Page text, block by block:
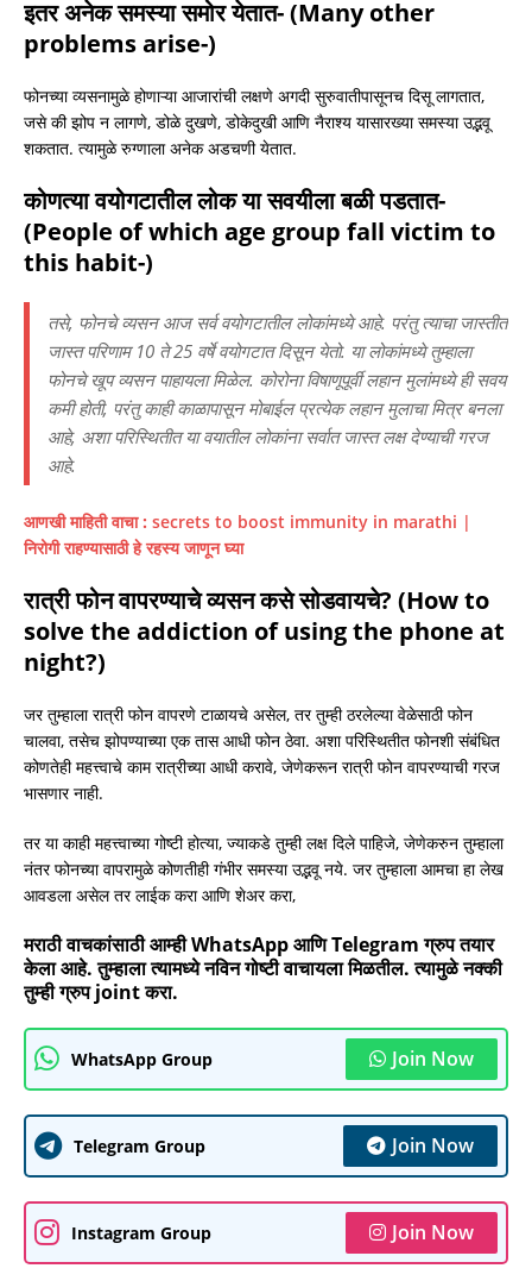
इतर अनेक समस्या समोर येतात- (Many other
problems arise-)
फोनच्या व्यसनामुळे होणाऱ्या आजारांची लक्षणे अगदी सुरुवातीपासूनच दिसू लागतात,
जसे की झोप न लागणे, डोळे दुखणे, डोकेदुखी आणि नैराश्य यासारख्या समस्या उद्भवू
शकतात. त्यामुळे रुग्णाला अनेक अडचणी येतात.
कोणत्या वयोगटातील लोक या सवयीला बळी पडतात-
(People of which age group fall victim to
this habit-)
तसे, फोनचे व्यसन आज सर्व वयोगटातील लोकांमध्ये आहे. परंतु त्याचा जास्तीत
जास्त परिणाम 10 ते 25 वर्षे वयोगटात दिसून येतो. या लोकांमध्ये तुम्हाला
फोनचे खूप व्यसन पाहायला मिळेल. कोरोना विषाणूपूर्वी लहान मुलांमध्ये ही सवय
कमी होती, परंतु काही काळापासून मोबाईल प्रत्येक लहान मुलाचा मित्र बनला
आहे, अशा परिस्थितीत या वयातील लोकांना सर्वात जास्त लक्ष देण्याची गरज
आहे.
आणखी माहिती वाचा : secrets to boost immunity in marathi |
निरोगी राहण्यासाठी हे रहस्य जाणून घ्या
रात्री फोन वापरण्याचे व्यसन कसे सोडवायचे? (How to
solve the addiction of using the phone at
night?)
जर तुम्हाला रात्री फोन वापरणे टाळायचे असेल, तर तुम्ही ठरलेल्या वेळेसाठी फोन
चालवा, तसेच झोपण्याच्या एक तास आधी फोन ठेवा. अशा परिस्थितीत फोनशी संबंधित
कोणतेही महत्त्वाचे काम रात्रीच्या आधी करावे, जेणेकरून रात्री फोन वापरण्याची गरज
भासणार नाही.
तर या काही महत्त्वाच्या गोष्टी होत्या, ज्याकडे तुम्ही लक्ष दिले पाहिजे, जेणेकरुन तुम्हाला
नंतर फोनच्या वापरामुळे कोणतीही गंभीर समस्या उद्भवू नये. जर तुम्हाला आमचा हा लेख
आवडला असेल तर लाईक करा आणि शेअर करा,
मराठी वाचकांसाठी आम्ही WhatsApp आणि Telegram ग्रुप तयार
केला आहे. तुम्हाला त्यामध्ये नविन गोष्टी वाचायला मिळतील. त्यामुळे नक्की
तुम्ही ग्रुप joint करा.
WhatsApp Group Join Now
Telegram Group Join Now
Instagram Group Join Now